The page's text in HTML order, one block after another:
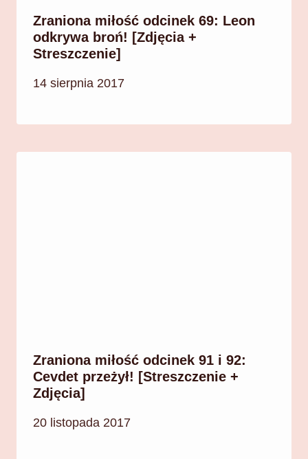
Zraniona miłość odcinek 69: Leon
odkrywa broń! [Zdjęcia +
Streszczenie]
14 sierpnia 2017
Zraniona miłość odcinek 91 i 92:
Cevdet przeżył! [Streszczenie +
Zdjęcia]
20 listopada 2017